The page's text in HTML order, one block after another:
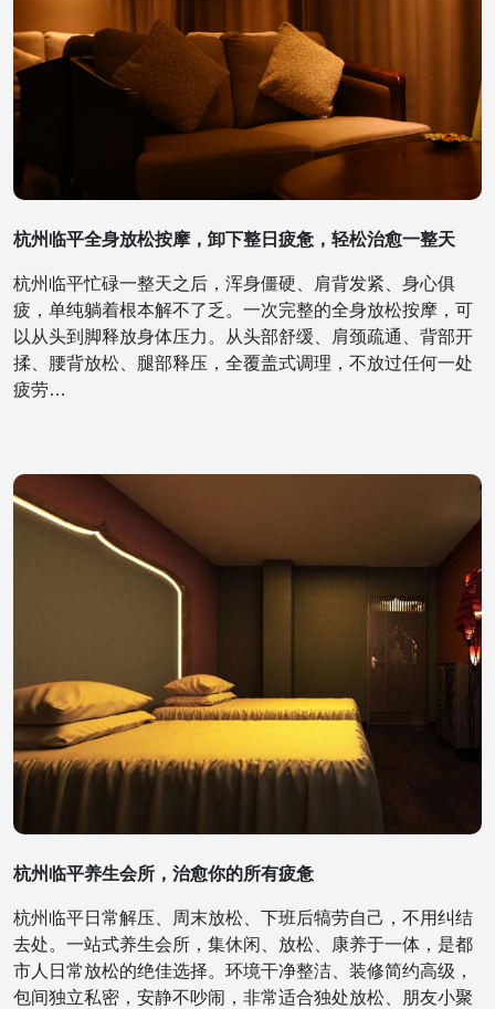
杭州临平全身放松按摩，卸下整日疲惫，轻松治愈一整天
杭州临平忙碌一整天之后，浑身僵硬、肩背发紧、身心俱
疲，单纯躺着根本解不了乏。一次完整的全身放松按摩，可
以从头到脚释放身体压力。从头部舒缓、肩颈疏通、背部开
揉、腰背放松、腿部释压，全覆盖式调理，不放过任何一处
疲劳…
杭州临平养生会所，治愈你的所有疲惫
杭州临平日常解压、周末放松、下班后犒劳自己，不用纠结
去处。一站式养生会所，集休闲、放松、康养于一体，是都
市人日常放松的绝佳选择。环境干净整洁、装修简约高级，
包间独立私密，安静不吵闹，非常适合独处放松、朋友小聚